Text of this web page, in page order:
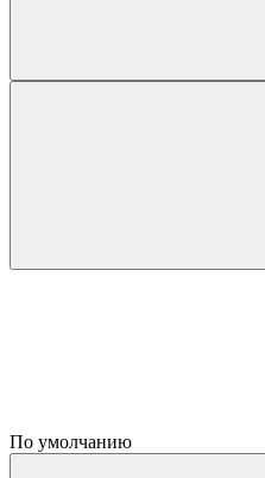
По умолчанию